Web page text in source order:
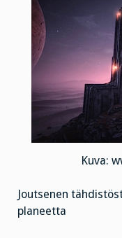
Kuva:
Joutsenen
planeetta